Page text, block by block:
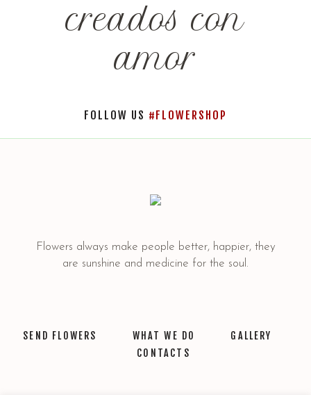
creados con
amor
FOLLOW US #FLOWERSHOP
Flowers always make people better, happier, they
are sunshine and medicine for the soul.
SEND FLOWERS WHAT WE DO
GALLERY
CONTACTS